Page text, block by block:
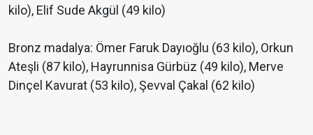
kilo), Elif Sude Akgül (49 kilo)
Bronz madalya: Ömer Faruk Dayıoğlu (63 kilo), Orkun
Ateşli (87 kilo), Hayrunnisa Gürbüz (49 kilo), Merve
Dinçel Kavurat (53 kilo), Şevval Çakal (62 kilo)